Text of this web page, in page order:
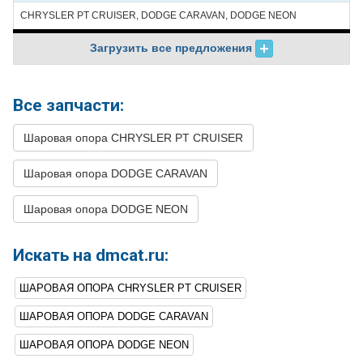
24 CHRYSLER
PT
CRUISER
2002 L4 2.0L
26 CHRYSLER
PT
CRUISER
27 CHRYSLER
PT
2001 L4 2.4L
L4 2.0L
29 DODGE NEON 2005
30 DODGE NEON
31 DODGE NEON 2004
L4 2.4L TURBO -
Turbocharged
32 DODGE NEON 2003
33 DODGE NEON 2003
CHRYSLER PT CRUISER, DODGE CARAVAN, DODGE NEON
Загрузить все предложения
Все запчасти:
Шаровая опора CHRYSLER PT CRUISER
Шаровая опора DODGE CARAVAN
Шаровая опора DODGE NEON
Искать на dmcat.ru:
ШАРОВАЯ ОПОРА CHRYSLER PT CRUISER
ШАРОВАЯ ОПОРА DODGE CARAVAN
ШАРОВАЯ ОПОРА DODGE NEON